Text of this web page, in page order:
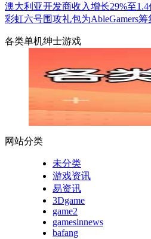
澳大利亚开发商收入增长29%至
彩虹六号围攻礼包为AbleGamers
各类单机绅士游戏
网站分类
未分类
游戏资讯
易资讯
3Dgame
game2
gamesinnews
bafang